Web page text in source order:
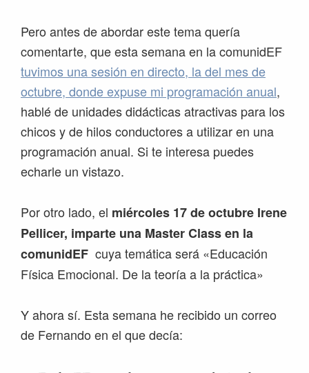
Pero antes de abordar este tema quería
comentarte, que esta semana en la comunidEF
tuvimos una sesión en directo, la del mes de
octubre, donde expuse mi programación anual,
hablé de unidades didácticas atractivas para los
chicos y de hilos conductores a utilizar en una
programación anual. Si te interesa puedes
echarle un vistazo.
Por otro lado, el miércoles 17 de octubre Irene
Pellicer, imparte una Master Class en la
comunidEF cuya temática será «Educación
Física Emocional. De la teoría a la práctica»
Y ahora sí. Esta semana he recibido un correo
de Fernando en el que decía: